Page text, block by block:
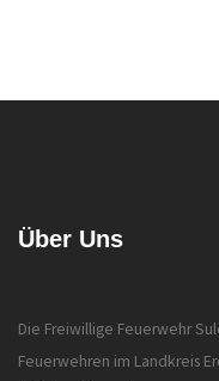
Über Uns
Die Freiwillige Feuerwehr
Feuerwehren im Landkreis